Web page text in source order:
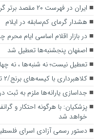
ایران در فهرست ۲۰ مقصد برتر گردشگری جهان قرار گرفت
هشدار گرمای کم‌سابقه در ایلام
در بازار اقلام اساسی ایام
اصفهان پنجشنبه‌ها تعطیل شد
تعطیل نیست؛ نه شنبه‌ها ، نه
کلاهبرداری با کیسه‌های برنج/۲ تن برنج تقلبی کشف شد
جداسازی یارانه‌ها ملزم به ثبت
پزشکیان: با هرگونه احتکار و
خواهد شد
دستور رسمی آزادی اسرای